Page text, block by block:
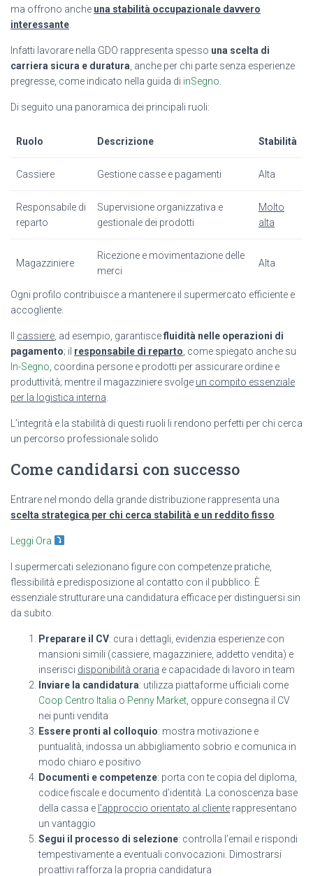
ma offrono anche una stabilità occupazionale davvero
interessante
Infatti lavorare nella GDO rappresenta spesso una scelta di
carriera sicura e duratura , anche per chi parte senza esperienze
pregresse, come indicato nella guida di inSegno
Di seguito una panoramica dei principali ruoli:
Ruolo Descrizione Stabilità
Cassiere Gestione casse e pagamenti Alta
Responsabile di
reparto
Supervisione organizzativa e
gestionale dei prodotti
Molto
alta
Magazziniere
Ricezione e movimentazione delle
merci
Alta
Ogni profilo contribuisce a mantenere il supermercato efficiente e
accogliente.
cassiere , ad esempio, garantiscefluidità nelle operazioni di
pagamento; il responsabile di reparto , come spiegato anche su
In-Segno , coordina persone e prodotti per assicurare ordine e
produttività; mentre il magazziniere svolge un compito essenziale
per la logistica interna
L’integrità e la stabilità di questi ruoli li rendono perfetti per chi cerca
un percorso professionale solido
Come candidarsi con successo
Entrare nel mondo della grande distribuzione rappresenta una
scelta strategica per chi cerca stabilità e un reddito fisso
Leggi Ora
I supermercati selezionano figure con competenze pratiche,
flessibilità e predisposizione al contatto con il pubblico. È
essenziale strutturare una candidatura efficace per distinguersi sin
da subito.
Preparare il CV: cura i dettagli, evidenzia esperienze con
mansioni simili (cassiere, magazziniere, addetto vendita) e
inserisci disponibilità oraria e capacidade di lavoro in team
Inviare la candidatura: utilizza piattaforme ufficiali come
Coop Centro Italia o Penny Market , oppure consegna il CV
nei punti vendita
Essere pronti al colloquio: mostra motivazione e
puntualità, indossa un abbigliamento sobrio e comunica in
modo chiaro e positivo
Documenti e competenze: porta con te copia del diploma,
codice fiscale e documento d’identità. La conoscenza base
della cassa e l’approccio orientato al cliente rappresentano
un vantaggio
Segui il processo di selezione: controlla l’email e rispondi
tempestivamente a eventuali convocazioni. Dimostrarsi
proattivi rafforza la propria candidatura